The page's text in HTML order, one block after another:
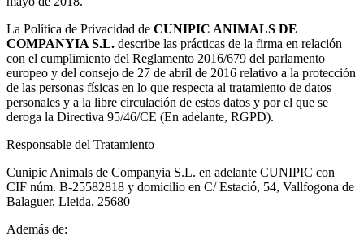
La Política de Privacidad de CUNIPIC ANIMALS DE
COMPANYIA S.L. describe las prácticas de la firma en relación
con el cumplimiento del Reglamento 2016/679 del parlamento
europeo y del consejo de 27 de abril de 2016 relativo a la protección
de las personas físicas en lo que respecta al tratamiento de datos
personales y a la libre circulación de estos datos y por el que se
deroga la Directiva 95/46/CE (En adelante, RGPD).
Responsable del Tratamiento
Cunipic Animals de Companyia S.L. en adelante CUNIPIC con
CIF núm. B-25582818 y domicilio en C/ Estació, 54, Vallfogona de
Balaguer, Lleida, 25680
Además de: